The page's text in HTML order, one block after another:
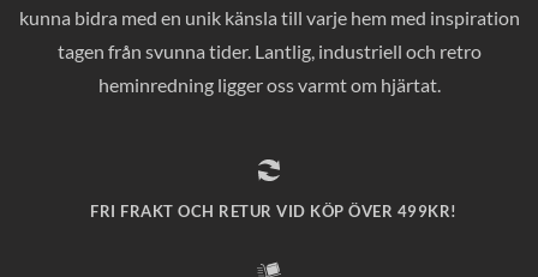
kunna bidra med en unik känsla till varje hem med inspiration
tagen från svunna tider. Lantlig, industriell och retro
heminredning ligger oss varmt om hjärtat.
FRI FRAKT OCH RETUR VID KÖP ÖVER 499KR!